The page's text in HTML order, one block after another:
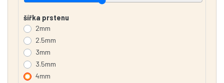
šířka prstenu
2mm
2.5mm
3mm
3.5mm
4mm